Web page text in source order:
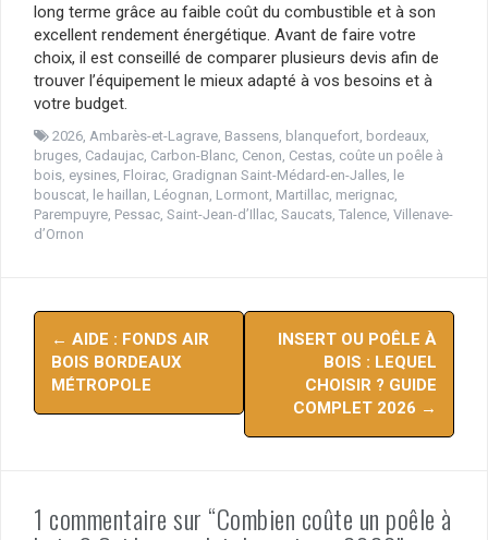
long terme grâce au faible coût du combustible et à son
excellent rendement énergétique. Avant de faire votre
choix, il est conseillé de comparer plusieurs devis afin de
trouver l’équipement le mieux adapté à vos besoins et à
votre budget.
2026 Ambarès-et-Lagrave Bassens blanquefort bordeaux
bruges Cadaujac Carbon-Blanc Cenon Cestas coûte un poêle à
bois eysines Floirac Gradignan Saint-Médard-en-Jalles
le
bouscat
le haillan Léognan Lormont Martillac merignac
Parempuyre Pessac Saint-Jean-d’Illac Saucats Talence Villenave-
d’Ornon
Navigation
d'article
← AIDE : FONDS AIR
BOIS BORDEAUX
MÉTROPOLE
INSERT OU POÊLE À
BOIS : LEQUEL
CHOISIR ? GUIDE
COMPLET 2026 →
1 commentaire sur “Combien coûte un poêle à